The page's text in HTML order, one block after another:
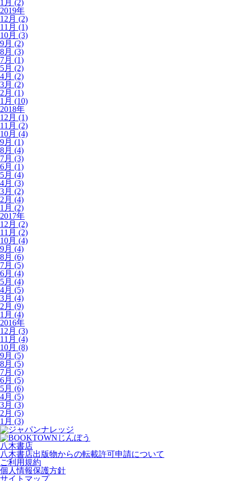
1月 (2)
2019年
12月 (2)
11月 (1)
10月 (3)
9月 (2)
8月 (3)
7月 (1)
5月 (2)
4月 (2)
3月 (2)
2月 (1)
1月 (10)
2018年
12月 (1)
11月 (2)
10月 (4)
9月 (1)
8月 (4)
7月 (3)
6月 (1)
5月 (4)
4月 (3)
3月 (2)
2月 (4)
1月 (2)
2017年
12月 (2)
11月 (2)
10月 (4)
9月 (4)
8月 (6)
7月 (5)
6月 (4)
5月 (4)
4月 (5)
3月 (4)
2月 (9)
1月 (4)
2016年
12月 (3)
11月 (4)
10月 (8)
9月 (5)
8月 (5)
7月 (5)
6月 (5)
5月 (6)
4月 (5)
3月 (3)
2月 (5)
1月 (3)
八木書店
八木書店出版物からの転載許可申請について
ご利用規約
個人情報保護方針
サイトマップ